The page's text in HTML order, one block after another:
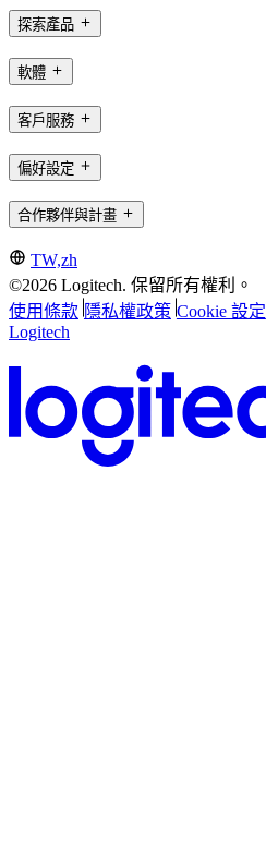
探索產品
軟體
客戶服務
偏好設定
合作夥伴與計畫
TW,zh
©2026 Logitech. 保留所有權利。
使用條款 隱私權政策 Cookie 設定
Logitech